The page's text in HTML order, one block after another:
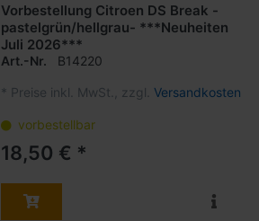
Vorbestellung Citroen DS Break -
pastelgrün/hellgrau- ***Neuheiten
Juli 2026***
Art.-Nr. B14220
* Preise inkl. MwSt., zzgl. Versandkosten
vorbestellbar
18,50 € *